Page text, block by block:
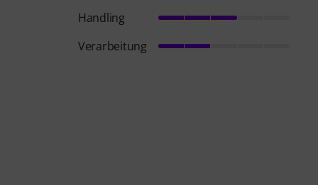
Handling
Verarbeitung